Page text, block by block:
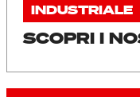
INDUSTRIALE
SCOPRI I